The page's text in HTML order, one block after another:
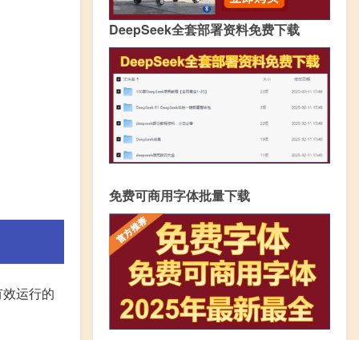
运行的
DeepSeek全套部署资料免费下载
免费可商用字体批量下载